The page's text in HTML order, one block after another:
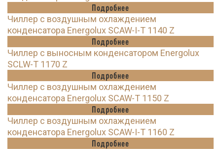
Подробнее
Чиллер с воздушным охлаждением
конденсатора Energolux SCAW-I-T 1140 Z
Подробнее
Чиллер с выносным конденсатором Energolux
SCLW-T 1170 Z
Подробнее
Чиллер с воздушным охлаждением
конденсатора Energolux SCAW-T 1150 Z
Подробнее
Чиллер с воздушным охлаждением
конденсатора Energolux SCAW-I-T 1160 Z
Подробнее